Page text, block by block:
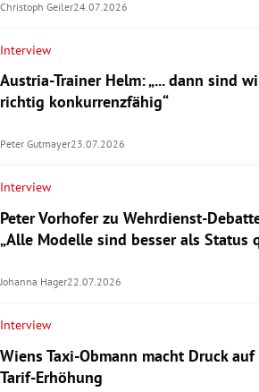
Christoph Geiler24.07.2026
Interview
Austria-Trainer Helm: „... dann sind
richtig konkurrenzfähig“
Peter Gutmayer23.07.2026
Interview
Peter Vorhofer zu Wehrdienst-
„Alle Modelle sind besser als Status
Johanna Hager22.07.2026
Interview
Wiens Taxi-Obmann macht Druck auf
Tarif-Erhöhung